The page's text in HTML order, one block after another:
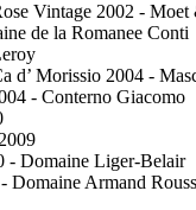
Vintage 2002 - Moet
de la Romanee Conti
d’ Morissio 2004 -
- Conterno Giacomo
- Domaine Liger-Belair
Domaine Armand